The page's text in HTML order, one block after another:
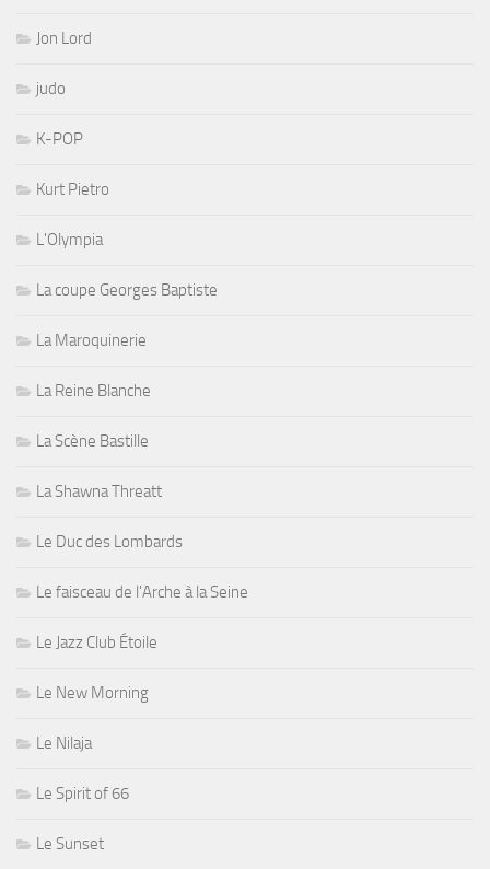
Jon Lord
judo
K-POP
Kurt Pietro
L'Olympia
La coupe Georges Baptiste
La Maroquinerie
La Reine Blanche
La Scène Bastille
La Shawna Threatt
Le Duc des Lombards
Le faisceau de l'Arche à la Seine
Le Jazz Club Étoile
Le New Morning
Le Nilaja
Le Spirit of 66
Le Sunset